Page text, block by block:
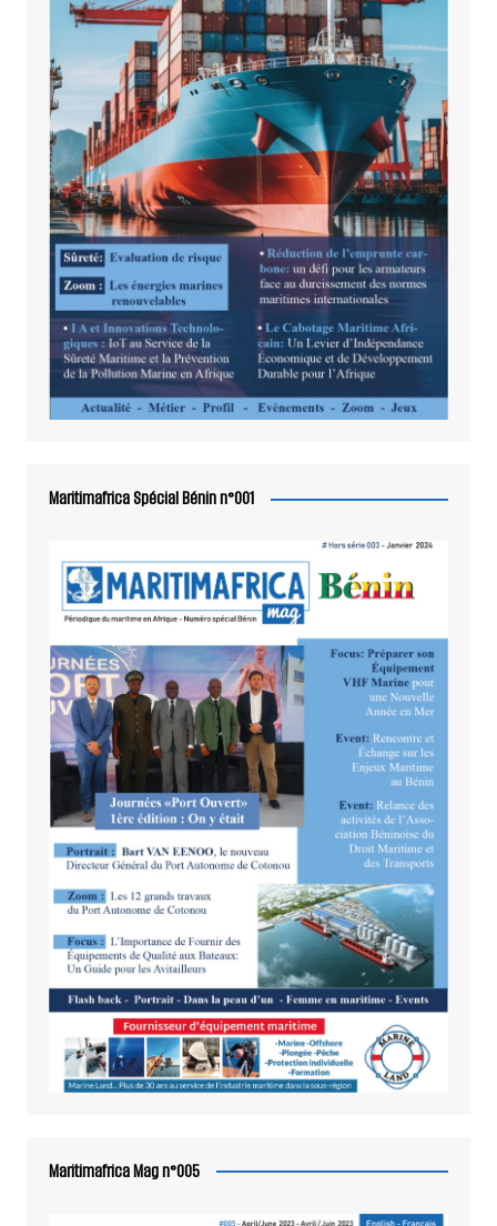
Maritimafrica Spécial Bénin n°001
Maritimafrica Mag n°005